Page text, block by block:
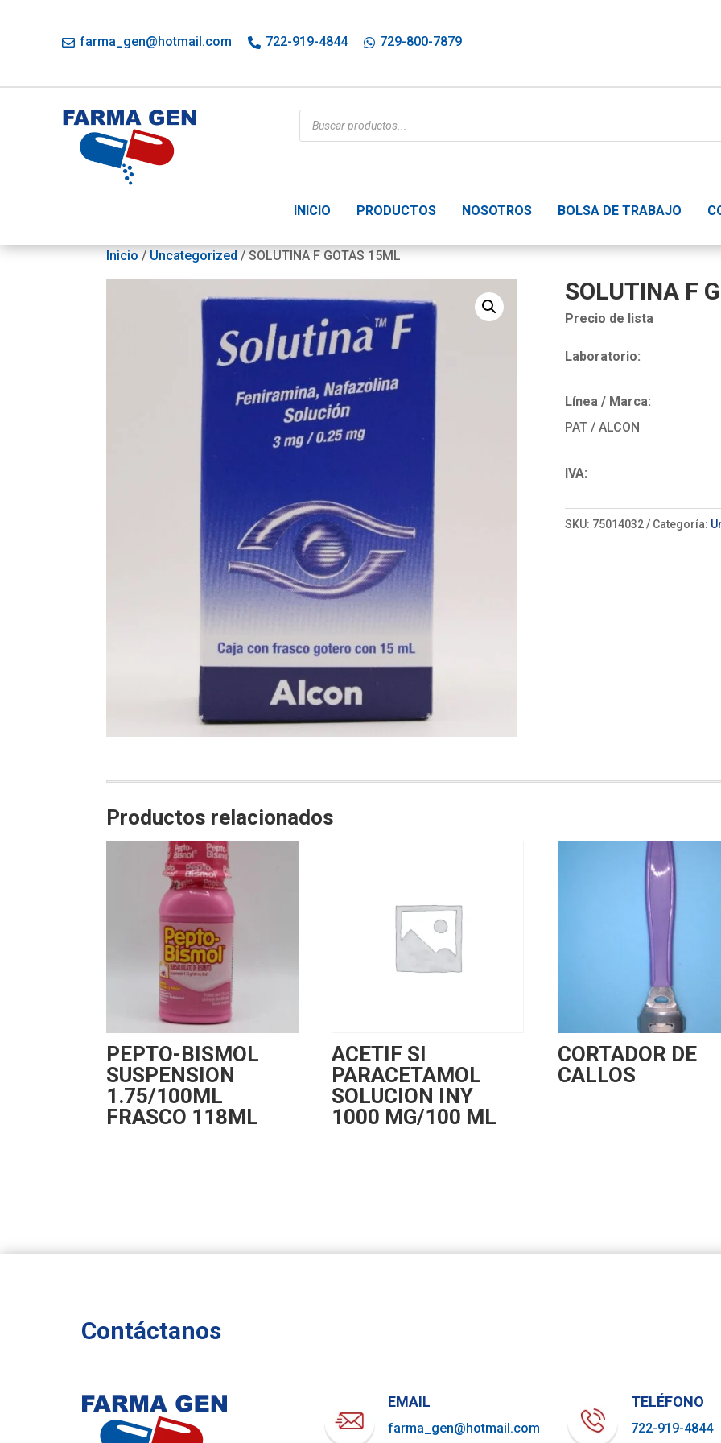
farma_gen@hotmail.com 722-919-4844 729-800-7879
Búsqueda
de
productos
INICIO PRODUCTOS NOSOTROS BOLSA DE TRABAJO
Inicio / Uncategorized / SOLUTINA F GOTAS 15ML
SOLUTINA F
Precio de lista
Laboratorio:
Línea / Marca:
PAT / ALCON
IVA:
SKU: 75014032 Categoría:
Productos relacionados
PEPTO-BISMOL
SUSPENSION
1.75/100ML
FRASCO 118ML
ACETIF SI
PARACETAMOL
SOLUCION INY
1000 MG/100 ML
CORTADOR DE
CALLOS
Contáctanos
EMAIL
farma_gen@hotmail.com
TELÉFONO
722-919-4844